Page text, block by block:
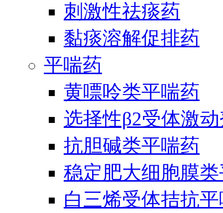
刺激性祛痰药
黏痰溶解促排药
平喘药
黄嘌呤类平喘药
选择性β2受体激
抗胆碱类平喘药
稳定肥大细胞膜
白三烯受体拮抗